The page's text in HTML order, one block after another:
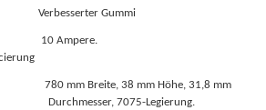
Gummi
38 mm Höhe, 31,8 mm
Durchmesser, 7075-Legierung.